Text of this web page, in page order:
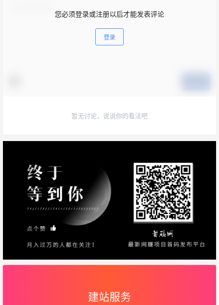
您必须登录或注册以后才能发表评论
登录
暂无讨论，说说你的看法吧
建站服务